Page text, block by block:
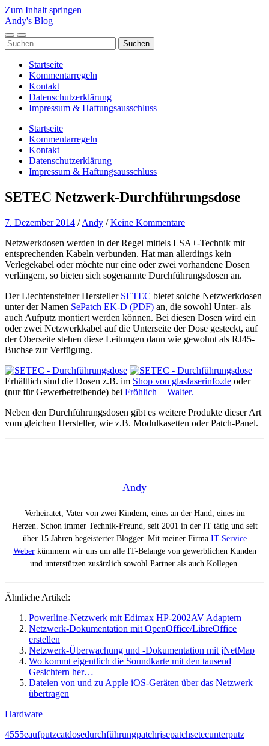
Zum Inhalt springen
Andy's Blog
Mobile-
Menü
Suchfeld
ein-/ausblenden
Suchen
nach:
Startseite
Kommentarregeln
Kontakt
Datenschutzerklärung
Impressum & Haftungsausschluss
Startseite
Kommentarregeln
Kontakt
Datenschutzerklärung
Impressum & Haftungsausschluss
SETEC Netzwerk-Durchführungsdose
7. Dezember 2014 /Andy /Keine Kommentare
Netzwerkdosen werden in der Regel mittels LSA+-Technik mit
entsprechenden Kabeln verbunden. Hat man allerdings kein
Verlegekabel oder möchte nur eine oder zwei vorhandene Dosen
verlängern, so bieten sich sogenannte Durchführungsdosen an.
Der Liechtensteiner Hersteller SETEC bietet solche Netzwerkdosen
unter der Namen SePatch EK-D (PDF) an, die sowohl Unter- als
auch Aufputz montiert werden können. Bei diesen Dosen wird ein
oder zwei Netzwerkkabel auf die Unterseite der Dose gesteckt, auf
der Oberseite stehen diese Leitungen dann wie gewohnt als RJ45-
Buchse zur Verfügung.
Erhältlich sind die Dosen z.B. im Shop von glasfaserinfo.de oder
(nur für Gewerbetreibende) bei Fröhlich + Walter.
Neben den Durchführungsdosen gibt es weitere Produkte dieser Art
vom gleichen Hersteller, wie z.B. Modulkasetten oder Patch-Panel.
Andy
Verheiratet, Vater von zwei Kindern, eines an der Hand, eines im
Herzen. Schon immer Technik-Freund, seit 2001 in der IT tätig und seit
über 15 Jahren begeisterter Blogger. Mit meiner Firma IT-Service
Weberkümmern wir uns um alle IT-Belange von gewerblichen Kunden
und unterstützen zusätzlich sowohl Partner als auch Kollegen.
Ähnliche Artikel:
Powerline-Netzwerk mit Edimax HP-2002AV Adaptern
Netzwerk-Dokumentation mit OpenOffice/LibreOffice
erstellen
Netzwerk-Überwachung und -Dokumentation mit jNetMap
Wo kommt eigentlich die Soundkarte mit den tausend
Gesichtern her…
Dateien von und zu Apple iOS-Geräten über das Netzwerk
übertragen
Hardware
4555eaufputzcatdosedurchführungpatchrjsepatchsetecunterputz